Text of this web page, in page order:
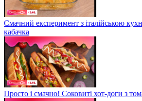
Смачний експеримент з італійською
кабачка
Просто і смачно! Соковиті хот-доги з